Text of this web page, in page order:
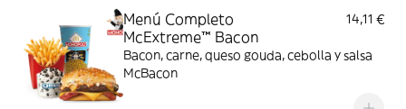
Menú Completo
McExtreme™ Bacon
14,11 €
Bacon, carne, queso gouda, cebolla y salsa
McBacon